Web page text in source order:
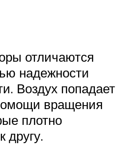
отличаются
надежности
Воздух попадает
вращения
плотно
другу.